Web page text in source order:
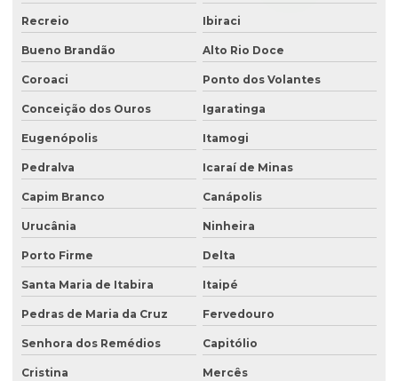
Recreio Ibiraci
Bueno Brandão Alto Rio Doce
Coroaci Ponto dos Volantes
Conceição dos Ouros Igaratinga
Eugenópolis Itamogi
Pedralva Icaraí de Minas
Capim Branco Canápolis
Urucânia Ninheira
Porto Firme Delta
Santa Maria de Itabira Itaipé
Pedras de Maria da Cruz Fervedouro
Senhora dos Remédios Capitólio
Cristina Mercês